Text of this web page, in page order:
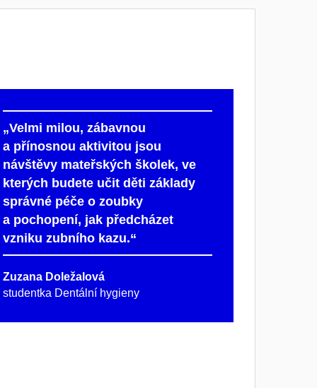
„Velmi milou, zábavnou
a přínosnou aktivitou jsou
návštěvy mateřských školek, ve
kterých budete učit děti základy
správné péče o zoubky
a pochopení, jak předcházet
vzniku zubního kazu.“
Zuzana Doležalová
studentka Dentální hygieny